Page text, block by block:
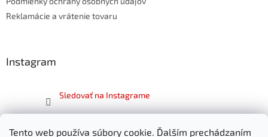
Tento web používa súbory cookie. Ďalším prechádzaním
Reklamácie a vrátenie tovaru
Instagram
Sledovať na Instagrame
Facebook